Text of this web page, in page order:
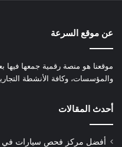
عن موقع السرعة
موقعنا هو منصة رقمية جمعها فيها
والمؤسسات، وكافة الأنشطة
أحدث المقالات
أفضل مركز فحص سيارات في